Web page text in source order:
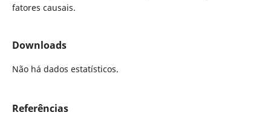
fatores causais.
Downloads
Não há dados estatísticos.
Referências